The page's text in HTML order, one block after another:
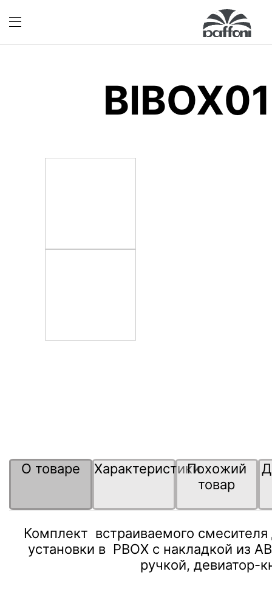
О товаре ХарактеристикиПохожий
товар
Комплект встраиваемого
установки в PBOX с накладкой из
ручкой, девиатор-